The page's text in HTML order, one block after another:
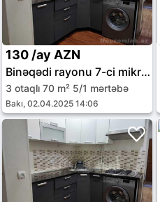
130 /ay AZN
Binəqədi rayonu 7-ci mikrorayon
3 otaqlı 70 m² 5/1 mərtəbə
Bakı, 02.04.2025 14:06